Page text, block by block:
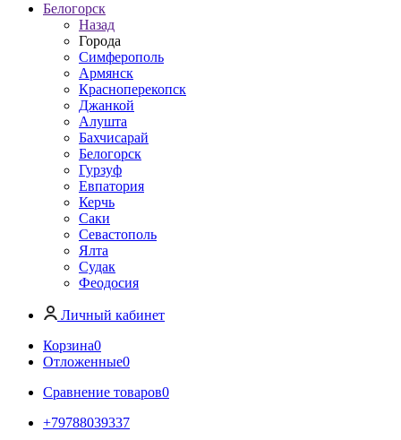
Белогорск
Назад
Города
Симферополь
Армянск
Красноперекопск
Джанкой
Алушта
Бахчисарай
Белогорск
Гурзуф
Евпатория
Керчь
Саки
Севастополь
Ялта
Судак
Феодосия
Личный кабинет
Корзина0
Отложенные0
Сравнение товаров0
+79788039337